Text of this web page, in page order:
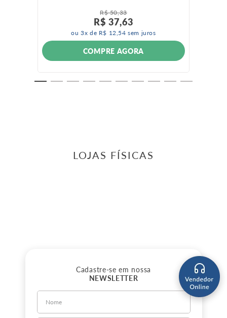
R$ 50,33
R$ 37,63
ou3x de R$ 12,54 sem juros
COMPRE AGORA
LOJAS FÍSICAS
Cadastre-se em nossa
NEWSLETTER